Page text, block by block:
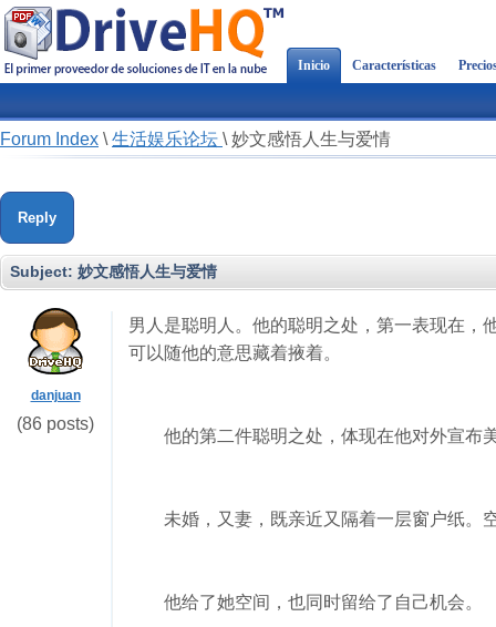
Inicio Características
Forum Index \ 生活娱乐论坛 \ 妙文感悟人生与爱情
Reply
Subject: 妙文感悟人生与爱情
danjuan
(86 posts)
男人是聪明人。他的聪明之处，第一表现在，
可以随他的意思藏着掖着。
他的第二件聪明之处，体现在他对外宣布
未婚，又妻，既亲近又隔着一层窗户纸。
他给了她空间，也同时留给了自己机会。